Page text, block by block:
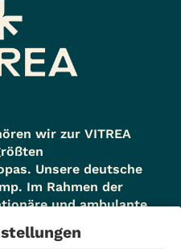
wir zur VITREA
Unsere deutsche
Im Rahmen der
und ambulante
14.000